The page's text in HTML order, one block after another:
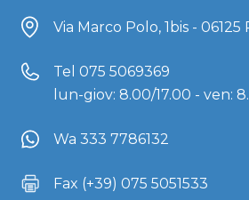
Via Marco Polo, 1bis - 06125
Tel 075 5069369
lun-giov: 8.00/17.00 - ven:
Wa 333 7786132
Fax (+39) 075 5051533